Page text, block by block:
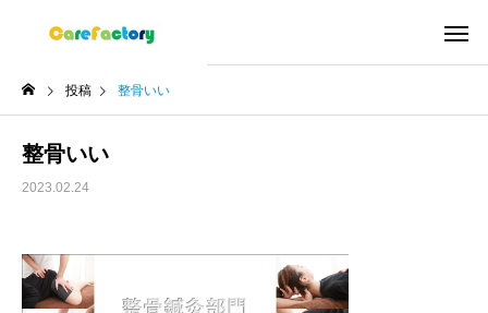
投稿 整骨いい
整骨いい
2023.02.24